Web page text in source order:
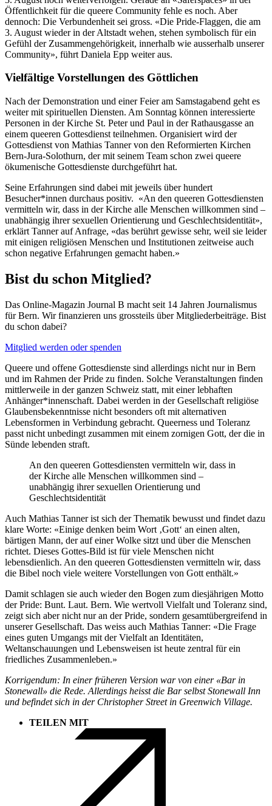
Öffentlichkeit für die queere Community fehle es noch. Aber
dennoch: Die Verbundenheit sei gross. «Die Pride-Flaggen, die am
3. August wieder in der Altstadt wehen, stehen symbolisch für ein
Gefühl der Zusammengehörigkeit, innerhalb wie ausserhalb unserer
Community», führt Daniela Epp weiter aus.
Vielfältige Vorstellungen des Göttlichen
Nach der Demonstration und einer Feier am Samstagabend geht es
weiter mit spirituellen Diensten. Am Sonntag können interessierte
Personen in der Kirche St. Peter und Paul in der Rathausgasse an
einem queeren Gottesdienst teilnehmen. Organisiert wird der
Gottesdienst von Mathias Tanner von den Reformierten Kirchen
Bern-Jura-Solothurn, der mit seinem Team schon zwei queere
ökumenische Gottesdienste durchgeführt hat.
Seine Erfahrungen sind dabei mit jeweils über hundert
Besucher*innen durchaus positiv. «An den queeren Gottesdiensten
vermitteln wir, dass in der Kirche alle Menschen willkommen sind –
unabhängig ihrer sexuellen Orientierung und Geschlechtsidentität»,
erklärt Tanner auf Anfrage, «das berührt gewisse sehr, weil sie leider
mit einigen religiösen Menschen und Institutionen zeitweise auch
schon negative Erfahrungen gemacht haben.»
Bist du schon Mitglied?
Das Online-Magazin Journal B macht seit 14 Jahren Journalismus
für Bern. Wir finanzieren uns grossteils über Mitgliederbeiträge. Bist
du schon dabei?
Mitglied werden oder spenden
Queere und offene Gottesdienste sind allerdings nicht nur in Bern
und im Rahmen der Pride zu finden. Solche Veranstaltungen finden
mittlerweile in der ganzen Schweiz statt, mit einer lebhaften
Anhänger*innenschaft. Dabei werden in der Gesellschaft religiöse
Glaubensbekenntnisse nicht besonders oft mit alternativen
Lebensformen in Verbindung gebracht. Queerness und Toleranz
passt nicht unbedingt zusammen mit einem zornigen Gott, der die in
Sünde lebenden straft.
An den queeren Gottesdiensten vermitteln wir, dass in
der Kirche alle Menschen willkommen sind –
unabhängig ihrer sexuellen Orientierung und
Geschlechtsidentität
Auch Mathias Tanner ist sich der Thematik bewusst und findet dazu
klare Worte: «Einige denken beim Wort ‚Gott‘ an einen alten,
bärtigen Mann, der auf einer Wolke sitzt und über die Menschen
richtet. Dieses Gottes-Bild ist für viele Menschen nicht
lebensdienlich. An den queeren Gottesdiensten vermitteln wir, dass
die Bibel noch viele weitere Vorstellungen von Gott enthält.»
Damit schlagen sie auch wieder den Bogen zum diesjährigen Motto
der Pride: Bunt. Laut. Bern. Wie wertvoll Vielfalt und Toleranz sind,
zeigt sich aber nicht nur an der Pride, sondern gesamtübergreifend in
unserer Gesellschaft. Das weiss auch Mathias Tanner: «Die Frage
eines guten Umgangs mit der Vielfalt an Identitäten,
Weltanschauungen und Lebensweisen ist heute zentral für ein
friedliches Zusammenleben.»
Korrigendum: In einer früheren Version war von einer «Bar in
Stonewall» die Rede. Allerdings heisst die Bar selbst Stonewall Inn
und befindet sich in der Christopher Street in Greenwich Village.
TEILEN MIT